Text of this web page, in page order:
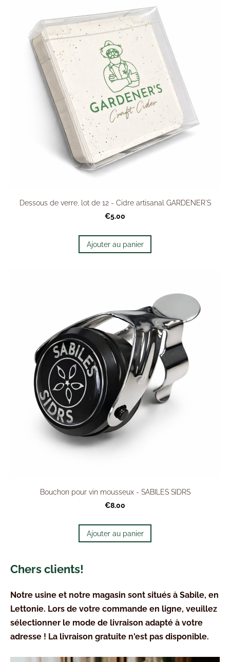
Chers clients!
Notre usine et notre magasin sont situés à Sabile, en
Lettonie. Lors de votre commande en ligne, veuillez
sélectionner le mode de livraison adapté à votre
adresse ! La livraison gratuite n'est pas disponible.
Dessous de verre, lot de 12 - Cidre artisanal GARDENER'S
€5.00
Ajouter au panier
Bouchon pour vin mousseux - SABILES SIDRS
€8.00
Ajouter au panier